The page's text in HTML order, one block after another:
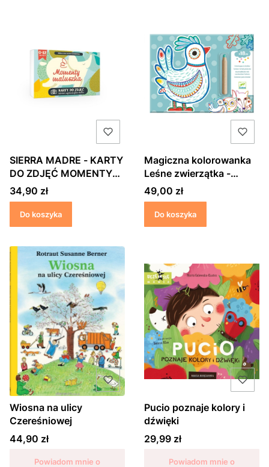
SIERRA MADRE - KARTY
DO ZDJĘĆ MOMENTY
MALUSZKA
Cena
34,90 zł
Do koszyka
Magiczna kolorowanka
Leśne zwierzątka -
DJECO
Cena
49,00 zł
Do koszyka
Wiosna na ulicy
Czereśniowej
Cena
44,90 zł
Powiadom mnie o
Pucio poznaje kolory i
dźwięki
Cena
29,99 zł
Powiadom mnie o